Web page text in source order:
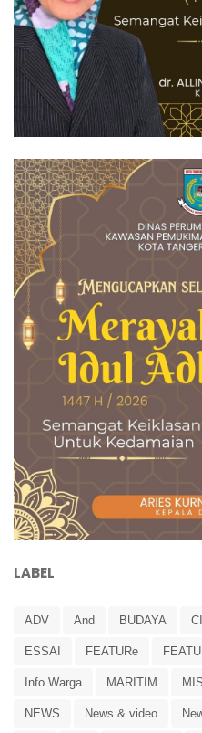
LABEL
ADV And BUDAYA
ESSAI FEATURe
Info Warga MARITIM
NEWS News & video